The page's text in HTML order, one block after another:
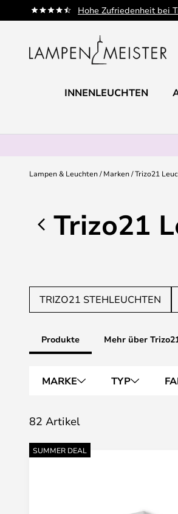
Hohe Zufriedenheit bei
Zum
Inhalt
INNENLEUCHTEN
Lampen & Leuchten Marken Trizo21
Trizo21
TRIZO21 STEHLEUCHTEN
Produkte Mehr über
MARKE TYP
82 Artikel
SUMMER DEAL